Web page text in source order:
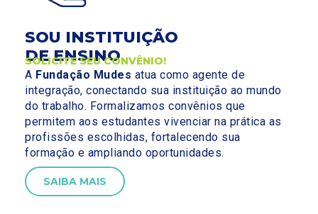
SOU INSTITUIÇÃO
DE ENSINO
SOLICITE SEU CONVÊNIO!
A Fundação Mudes atua como agente de
integração, conectando sua instituição ao mundo
do trabalho. Formalizamos convênios que
permitem aos estudantes vivenciar na prática as
profissões escolhidas, fortalecendo sua
formação e ampliando oportunidades.
SAIBA MAIS